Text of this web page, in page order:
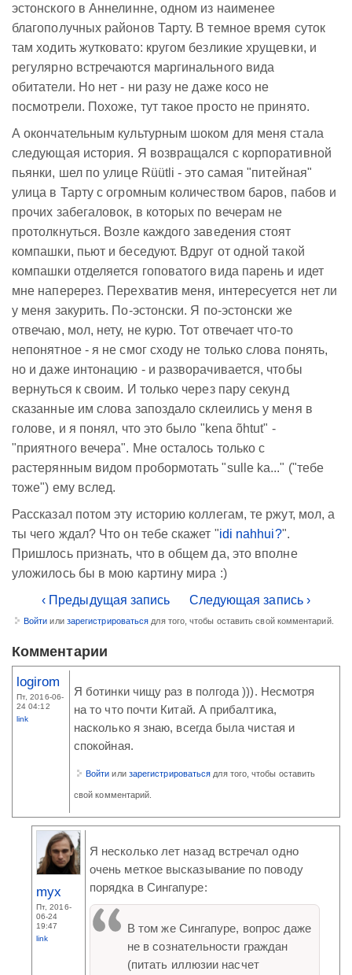
эстонского в Аннелинне, одном из наименее
благополучных районов Тарту. В темное время суток
там ходить жутковато: кругом безликие хрущевки, и
регулярно встречаются маргинального вида
обитатели. Но нет - ни разу не даже косо не
посмотрели. Похоже, тут такое просто не принято.
А окончательным культурным шоком для меня стала
следующая история. Я возвращался с корпоративной
пьянки, шел по улице Rüütli - это самая "питейная"
улица в Тарту с огромным количеством баров, пабов и
прочих забегаловок, в которых по вечерам не
протолкнуться. Возле каждого заведения стоят
компашки, пьют и беседуют. Вдруг от одной такой
компашки отделяется гоповатого вида парень и идет
мне наперерез. Перехватив меня, интересуется нет ли
у меня закурить. По-эстонски. Я по-эстонски же
отвечаю, мол, нету, не курю. Тот отвечает что-то
непонятное - я не смог сходу не только слова понять,
но и даже интонацию - и разворачивается, чтобы
вернуться к своим. И только через пару секунд
сказанные им слова запоздало склеились у меня в
голове, и я понял, что это было "kena õhtut" -
"приятного вечера". Мне осталось только с
растерянным видом пробормотать "sulle ka..." ("тебе
тоже") ему вслед.
Рассказал потом эту историю коллегам, те ржут, мол, а
ты чего ждал? Что он тебе скажет "idi nahhui?".
Пришлось признать, что в общем да, это вполне
уложилось бы в мою картину мира :)
‹ Предыдущая запись
Следующая запись ›
Войти или зарегистрироваться для того, чтобы оставить свой комментарий.
Комментарии
logirom
Пт, 2016-06-
24 04:12
link
Я ботинки чищу раз в полгода ))). Несмотря
на то что почти Китай. А прибалтика,
насколько я знаю, всегда была чистая и
спокойная.
Войти или зарегистрироваться для того, чтобы оставить
свой комментарий.
myx
Пт, 2016-
06-24
19:47
link
Я несколько лет назад встречал одно
очень меткое высказывание по поводу
порядка в Сингапуре:
В том же Сингапуре, вопрос даже
не в сознательности граждан
(питать иллюзии насчет